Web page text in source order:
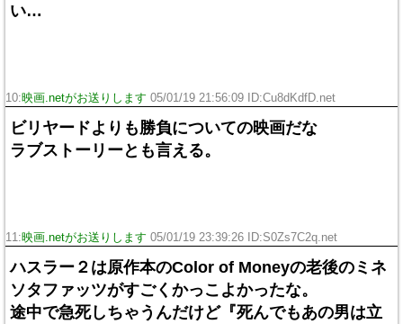
い…
10:映画.netがお送りします 05/01/19 21:56:09 ID:Cu8dKdfD.net
ビリヤードよりも勝負についての映画だな
ラブストーリーとも言える。
11:映画.netがお送りします 05/01/19 23:39:26 ID:S0Zs7C2q.net
ハスラー２は原作本のColor of Moneyの老後のミネ
ソタファッツがすごくかっこよかったな。
途中で急死しちゃうんだけど『死んでもあの男は立